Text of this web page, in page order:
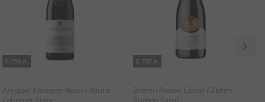
0.750 л.
Алтурис Каберне Фран / Alturis
Cabernet Franc
0.750 л.
Златен Рожен Санси / Zlaten
Rozhen Sansi